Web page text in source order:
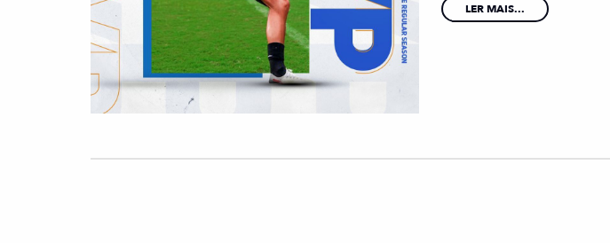
LER MAIS...